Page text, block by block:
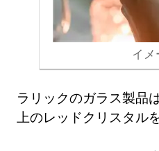
イメ
ラリックのガラス製品
上のレッドクリスタル